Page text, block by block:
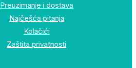
Preuzimanje i dostava
Najčešća pitanja
Kolačići
Zaštita privatnosti